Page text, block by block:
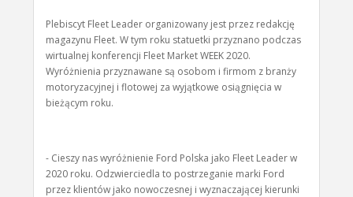
Plebiscyt Fleet Leader organizowany jest przez redakcję
magazynu Fleet. W tym roku statuetki przyznano podczas
wirtualnej konferencji Fleet Market WEEK 2020.
Wyróżnienia przyznawane są osobom i firmom z branży
motoryzacyjnej i flotowej za wyjątkowe osiągnięcia w
bieżącym roku.
- Cieszy nas wyróżnienie Ford Polska jako Fleet Leader w
2020 roku. Odzwierciedla to postrzeganie marki Ford
przez klientów jako nowoczesnej i wyznaczającej kierunki